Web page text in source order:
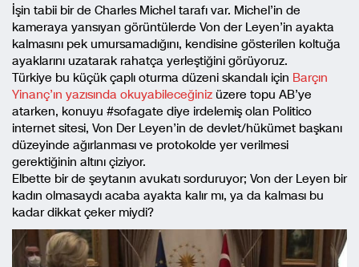
İşin tabii bir de Charles Michel tarafı var. Michel’in de
kameraya yansıyan görüntülerde Von der Leyen’in ayakta
kalmasını pek umursamadığını, kendisine gösterilen koltuğa
ayaklarını uzatarak rahatça yerleştiğini görüyoruz.
Türkiye bu küçük çaplı oturma düzeni skandalı için Barçın
Yinanç’ın yazısında okuyabileceğiniz üzere topu AB’ye
atarken, konuyu #sofagate diye irdelemiş olan Politico
internet sitesi, Von Der Leyen’in de devlet/hükümet başkanı
düzeyinde ağırlanması ve protokolde yer verilmesi
gerektiğinin altını çiziyor.
Elbette bir de şeytanın avukatı sorduruyor; Von der Leyen bir
kadın olmasaydı acaba ayakta kalır mı, ya da kalması bu
kadar dikkat çeker miydi?